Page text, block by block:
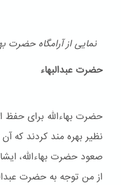
نمایی از آرامگاه حضرت
حضرت عبدالبهاء
حضرت بهاءالله برای حفظ
نظیر بهره مند کردند که
صعود حضرت بهاءالله،
از من توجه به حضرت